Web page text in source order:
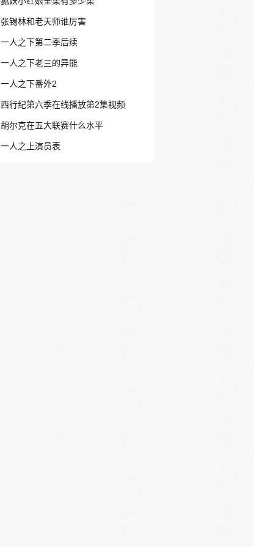
张锡林和老天师谁厉害
一人之下第二季后续
一人之下老三的异能
一人之下番外2
西行纪第六季在线播放第2集视频
胡尔克在五大联赛什么水平
一人之上演员表